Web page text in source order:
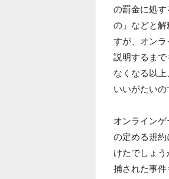
の罰金に処
の」などと
すが、オン
説明するまで
なくなる以
いいがたいの
オンライン
の定める規
けたでしょ
捕された事